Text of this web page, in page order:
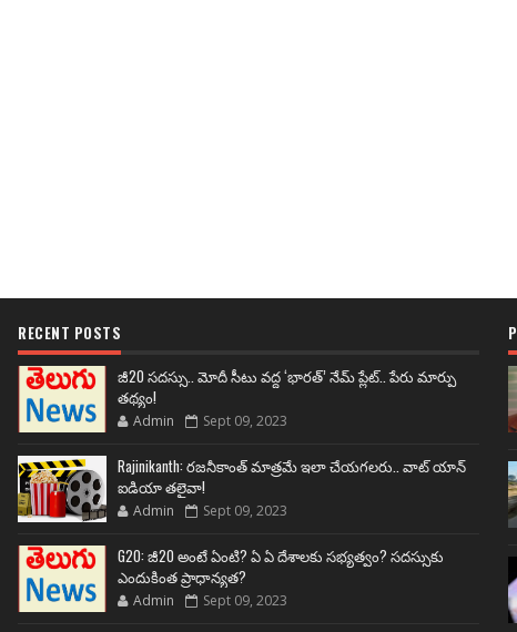
RECENT POSTS
జీ20 సదస్సు.. మోదీ సీటు వద్ద ‘భారత్’ నేమ్ ప్లేట్‌.. పేరు మార్పు
తథ్యం!
Admin Sept 09, 2023
Rajinikanth: రజనీకాంత్ మాత్రమే ఇలా చేయగలరు.. వాట్ యాన్
ఐడియా తలైవా!
Admin Sept 09, 2023
G20: జీ20 అంటే ఏంటి? ఏ ఏ దేశాలకు సభ్యత్వం? సదస్సుకు
ఎందుకింత ప్రాధాన్యత?
Admin Sept 09, 2023